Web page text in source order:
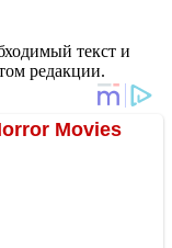
текст и
редакции.